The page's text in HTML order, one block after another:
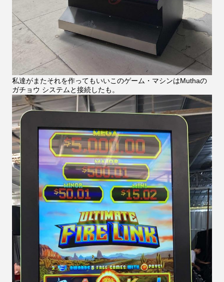
私達がまたそれを作ってもいいこのゲーム・マシンはMuthaの
ガチョウ システムと接続したも。